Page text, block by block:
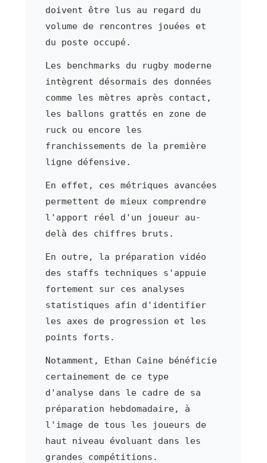
doivent être lus au regard du
volume de rencontres jouées et
du poste occupé.
Les benchmarks du rugby moderne
intègrent désormais des données
comme les mètres après contact,
les ballons grattés en zone de
ruck ou encore les
franchissements de la première
ligne défensive.
En effet, ces métriques avancées
permettent de mieux comprendre
l'apport réel d'un joueur au-
delà des chiffres bruts.
En outre, la préparation vidéo
des staffs techniques s'appuie
fortement sur ces analyses
statistiques afin d'identifier
les axes de progression et les
points forts.
Notamment, Ethan Caine bénéficie
certainement de ce type
d'analyse dans le cadre de sa
préparation hebdomadaire, à
l'image de tous les joueurs de
haut niveau évoluant dans les
grandes compétitions.